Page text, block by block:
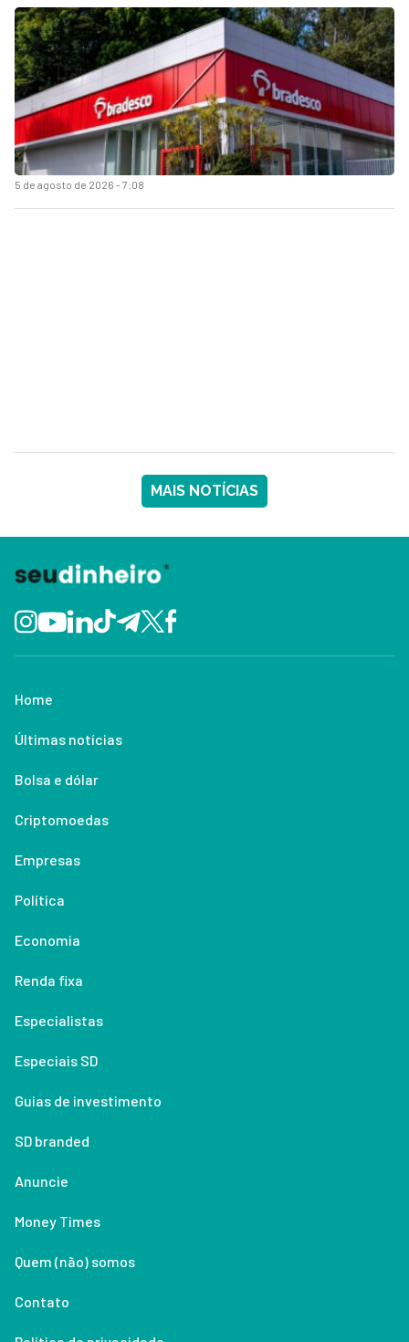
5 de agosto de 2026 - 7:08
MAIS NOTÍCIAS
Home
Últimas notícias
Bolsa e dólar
Criptomoedas
Empresas
Política
Economia
Renda fixa
Especialistas
Especiais SD
Guias de investimento
SD branded
Anuncie
Money Times
Quem (não) somos
Contato